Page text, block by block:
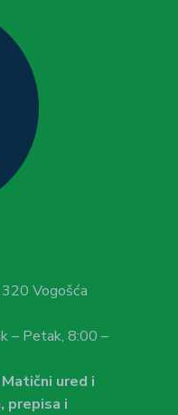
Vogošća
– Petak, 8:00 –
ured i
prepisa i